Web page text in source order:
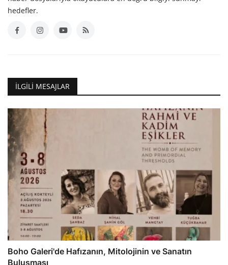
hedefler.
İLGILI MESAJLAR
Boho Galeri'de Hafızanın, Mitolojinin ve Sanatın
Buluşması